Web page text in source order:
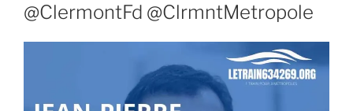
@ClermontFd @ClrmntMetropole